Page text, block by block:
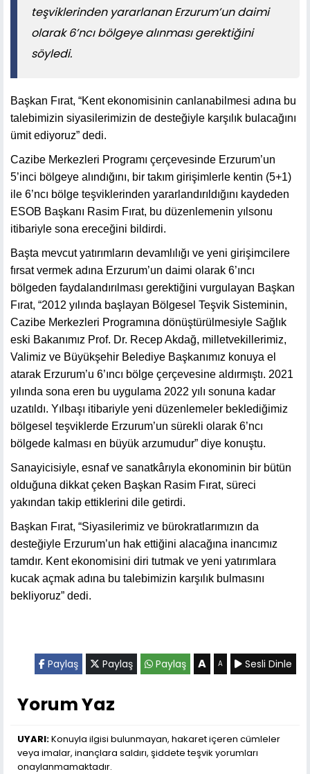
teşviklerinden yararlanan Erzurum’un daimi
olarak 6’ncı bölgeye alınması gerektiğini
söyledi.
Başkan Fırat, “Kent ekonomisinin canlanabilmesi adına bu
talebimizin siyasilerimizin de desteğiyle karşılık bulacağını
ümit ediyoruz” dedi.
Cazibe Merkezleri Programı çerçevesinde Erzurum’un
5’inci bölgeye alındığını, bir takım girişimlerle kentin (5+1)
ile 6’ncı bölge teşviklerinden yararlandırıldığını kaydeden
ESOB Başkanı Rasim Fırat, bu düzenlemenin yılsonu
itibariyle sona ereceğini bildirdi.
Başta mevcut yatırımların devamlılığı ve yeni girişimcilere
fırsat vermek adına Erzurum’un daimi olarak 6’ıncı
bölgeden faydalandırılması gerektiğini vurgulayan Başkan
Fırat, “2012 yılında başlayan Bölgesel Teşvik Sisteminin,
Cazibe Merkezleri Programına dönüştürülmesiyle Sağlık
eski Bakanımız Prof. Dr. Recep Akdağ, milletvekillerimiz,
Valimiz ve Büyükşehir Belediye Başkanımız konuya el
atarak Erzurum’u 6’ıncı bölge çerçevesine aldırmıştı. 2021
yılında sona eren bu uygulama 2022 yılı sonuna kadar
uzatıldı. Yılbaşı itibariyle yeni düzenlemeler beklediğimiz
bölgesel teşviklerde Erzurum’un sürekli olarak 6’ncı
bölgede kalması en büyük arzumudur” diye konuştu.
Sanayicisiyle, esnaf ve sanatkârıyla ekonominin bir bütün
olduğuna dikkat çeken Başkan Rasim Fırat, süreci
yakından takip ettiklerini dile getirdi.
Başkan Fırat, “Siyasilerimiz ve bürokratlarımızın da
desteğiyle Erzurum’un hak ettiğini alacağına inancımız
tamdır. Kent ekonomisini diri tutmak ve yeni yatırımlara
kucak açmak adına bu talebimizin karşılık bulmasını
bekliyoruz” dedi.
Paylaş Paylaş Paylaş A A Sesli Dinle
Yorum Yaz
UYARI:Konuyla ilgisi bulunmayan, hakaret içeren cümleler
veya imalar, inançlara saldırı, şiddete teşvik yorumları
onaylanmamaktadır.